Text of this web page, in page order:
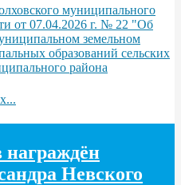
муниципального
от 07.04.2026 г. № 22 "Об
земельном
образований сельских
района
награждён
Невского